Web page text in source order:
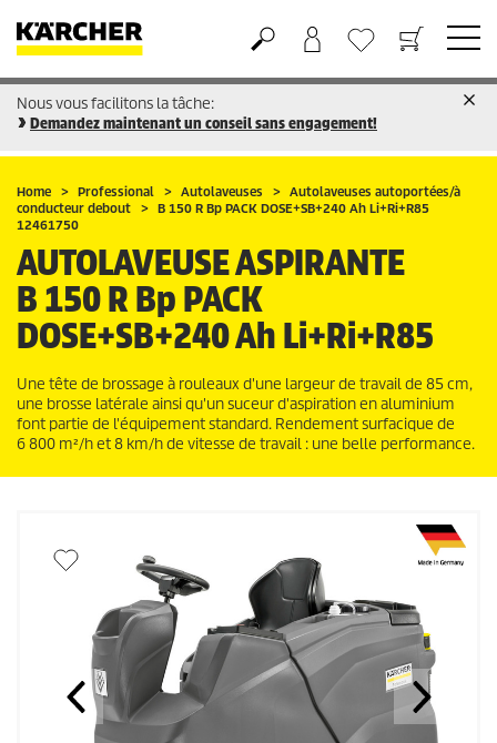
Panier
Liste d'envies
Nous vous facilitons la tâche:
Demandez maintenant un conseil sans engagement!
Home Professional Autolaveuses
Autolaveuses autoportées/à
conducteur debout
B 150 R Bp PACK DOSE+SB+240 Ah Li+Ri+R85
12461750
AUTOLAVEUSE ASPIRANTE
B 150 R Bp PACK
DOSE+SB+240 Ah Li+Ri+R85
Une tête de brossage à rouleaux d'une largeur de travail de 85 cm,
une brosse latérale ainsi qu'un suceur d'aspiration en aluminium
font partie de l'équipement standard. Rendement surfacique de
6 800 m²/h et 8 km/h de vitesse de travail : une belle performance.